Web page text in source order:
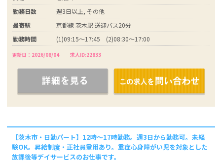
勤務日数
週3日以上, その他
最寄駅
京都線 茨木駅 送迎バス20分
勤務時間
(1)09:15～17:45 (2)08:30～17:00
更新日：2026/08/04 求人ID:22833
【茨木市・日勤パート】12時～17時勤務。週3日から勤務可。未経
験OK。昇給制度・正社員登用あり。重症心身障がい児を対象とした
放課後等デイサービスのお仕事です。